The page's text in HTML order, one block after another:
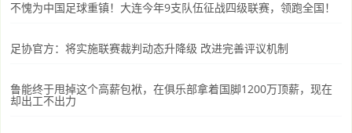
不愧为中国足球重镇！大连今年9支队伍征战四级联赛，领跑全国！
足协官方：将实施联赛裁判动态升降级 改进完善评议机制
鲁能终于甩掉这个高薪包袱，在俱乐部拿着国脚1200万顶薪，现在
却出工不出力